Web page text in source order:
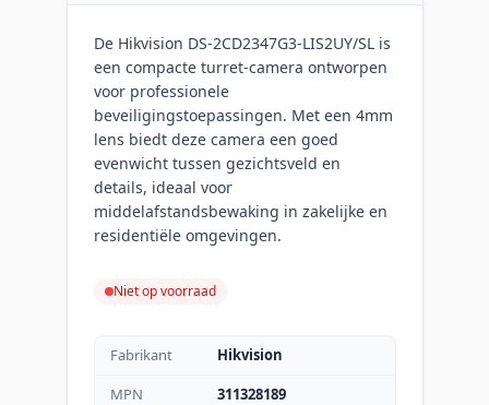
De Hikvision DS-2CD2347G3-LIS2UY/SL is
een compacte turret-camera ontworpen
voor professionele
beveiligingstoepassingen. Met een 4mm
lens biedt deze camera een goed
evenwicht tussen gezichtsveld en
details, ideaal voor
middelafstandsbewaking in zakelijke en
residentiële omgevingen.
Niet op voorraad
Fabrikant
Hikvision
MPN
311328189